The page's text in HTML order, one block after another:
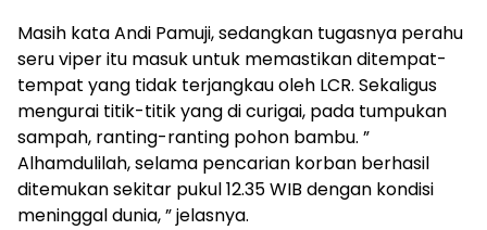
Masih kata Andi Pamuji, sedangkan tugasnya perahu
seru viper itu masuk untuk memastikan ditempat-
tempat yang tidak terjangkau oleh LCR. Sekaligus
mengurai titik-titik yang di curigai, pada tumpukan
sampah, ranting-ranting pohon bambu. ”
Alhamdulilah, selama pencarian korban berhasil
ditemukan sekitar pukul 12.35 WIB dengan kondisi
meninggal dunia, ” jelasnya.